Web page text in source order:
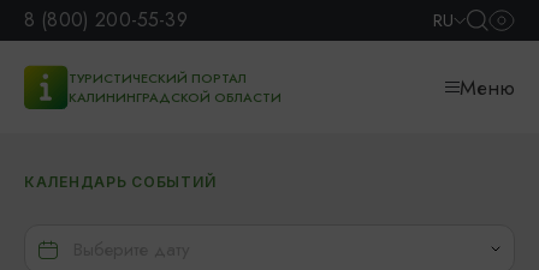
8 (800) 200-55-39 RU
ТУРИСТИЧЕСКИЙ ПОРТАЛ
КАЛИНИНГРАДСКОЙ ОБЛАСТИ
Меню
КАЛЕНДАРЬ СОБЫТИЙ